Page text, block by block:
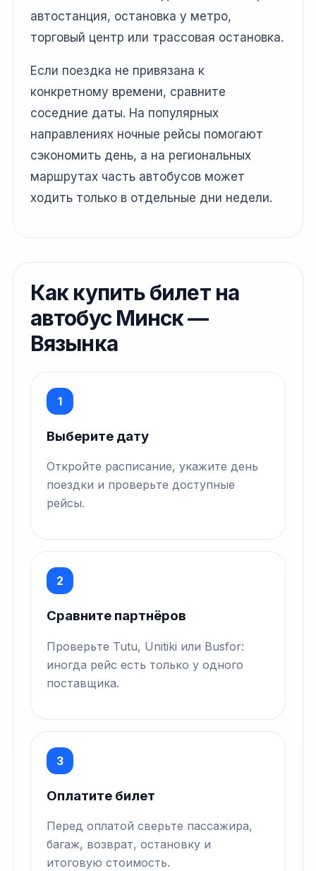
автостанция, остановка у метро,
торговый центр или трассовая остановка.
Если поездка не привязана к
конкретному времени, сравните
соседние даты. На популярных
направлениях ночные рейсы помогают
сэкономить день, а на региональных
маршрутах часть автобусов может
ходить только в отдельные дни недели.
Как купить билет на
автобус Минск —
Вязынка
1
Выберите дату
Откройте расписание, укажите день
поездки и проверьте доступные
рейсы.
2
Сравните партнёров
Проверьте Tutu, Unitiki или Busfor:
иногда рейс есть только у одного
поставщика.
3
Оплатите билет
Перед оплатой сверьте пассажира,
багаж, возврат, остановку и
итоговую стоимость.